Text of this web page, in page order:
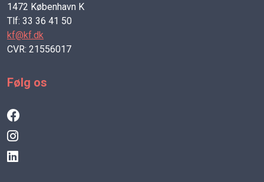
1472 København K
Tlf: 33 36 41 50
kf@kf.dk
CVR: 21556017
Følg os